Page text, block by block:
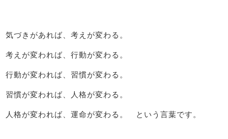
気づきがあれば、考えが変わる。
考えが変われば、行動が変わる。
行動が変われば、習慣が変わる。
習慣が変われば、人格が変わる。
人格が変われば、運命が変わる。 という言葉です。